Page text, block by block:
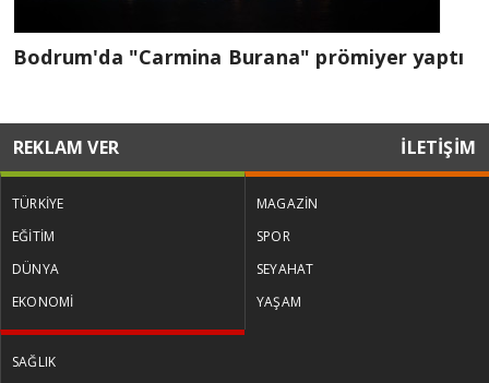
Bodrum'da "Carmina Burana" prömiyer yaptı
REKLAM VER İLETİŞİM
TÜRKİYE
EĞİTİM
DÜNYA
EKONOMİ
MAGAZİN
SPOR
SEYAHAT
YAŞAM
SAĞLIK